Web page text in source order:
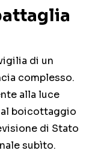
di un
complesso.
alla luce
boicottaggio
di Stato
subìto.